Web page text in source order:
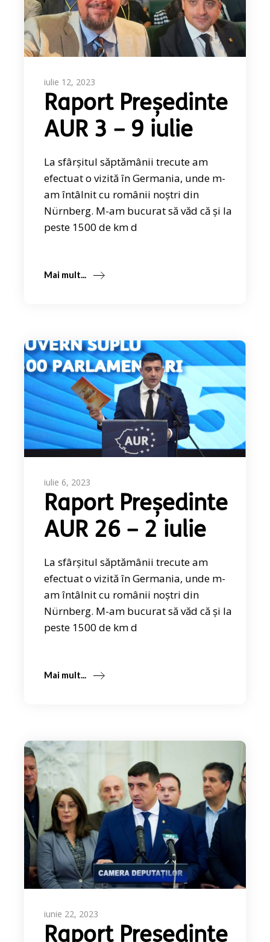
iulie 12, 2023
Raport Președinte
AUR 3 – 9 iulie
La sfârșitul săptămânii trecute am
efectuat o vizită în Germania, unde m-
am întâlnit cu românii noștri din
Nürnberg. M-am bucurat să văd că și la
peste 1500 de km d
Mai mult...
iulie 6, 2023
Raport Președinte
AUR 26 – 2 iulie
La sfârșitul săptămânii trecute am
efectuat o vizită în Germania, unde m-
am întâlnit cu românii noștri din
Nürnberg. M-am bucurat să văd că și la
peste 1500 de km d
Mai mult...
iunie 22, 2023
Raport Președinte